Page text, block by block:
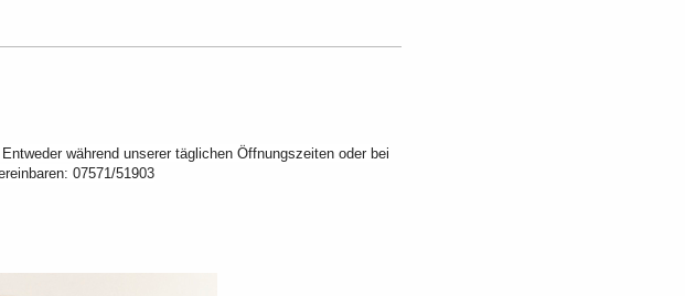
während unserer täglichen Öffnungszeiten oder bei
07571/51903